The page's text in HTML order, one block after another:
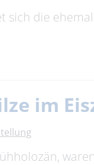
die
im